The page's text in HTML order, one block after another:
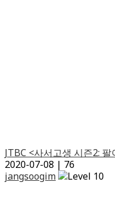
JTBC <사서고생 시즌2:
2020-07-08 | 76
jangsoogim